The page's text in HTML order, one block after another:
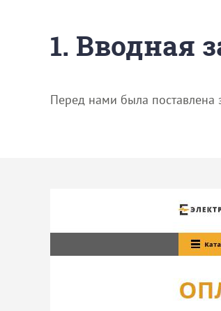
1. Вводная
Перед нами была поставлена